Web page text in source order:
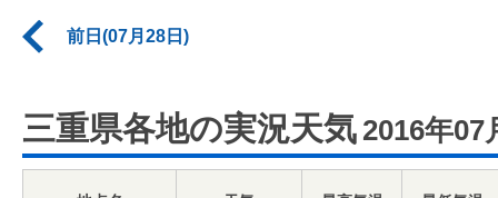
前日(07月28日)
三重県各地の実況天気 2016年07